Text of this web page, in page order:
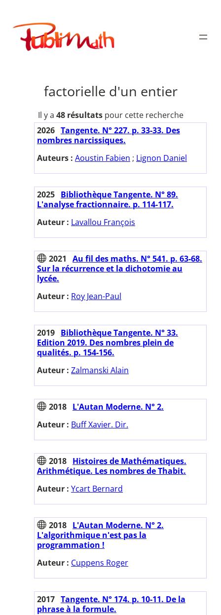
contenu
Publimath
factorielle d'un entier
Il y a 48 résultatspour cette recherche
2026 Tangente. N° 227. p. 33-33. Des
nombres narcissiques.
Auteurs : Aoustin Fabien ; Lignon Daniel
2025 Bibliothèque Tangente. N° 89.
L'analyse fractionnaire. p. 114-117.
Auteur : Lavallou François
2021
Au fil des maths. N° 541. p. 63-68.
Sur la récurrence et la dichotomie au
lycée.
Auteur : Roy Jean-Paul
2019 Bibliothèque Tangente. N° 33.
Edition 2019. Des nombres plein de
qualités. p. 154-156.
Auteur : Zalmanski Alain
2018 L'Autan Moderne. N° 2.
Auteur : Buff Xavier. Dir.
2018 Histoires de Mathématiques.
Arithmétique. Les nombres de Thabit.
Auteur : Ycart Bernard
2018 L'Autan Moderne. N° 2.
L'algorithmique n'est pas la
programmation !
Auteur : Cuppens Roger
2017 Tangente. N° 174. p. 10-11. De la
phrase à la formule.